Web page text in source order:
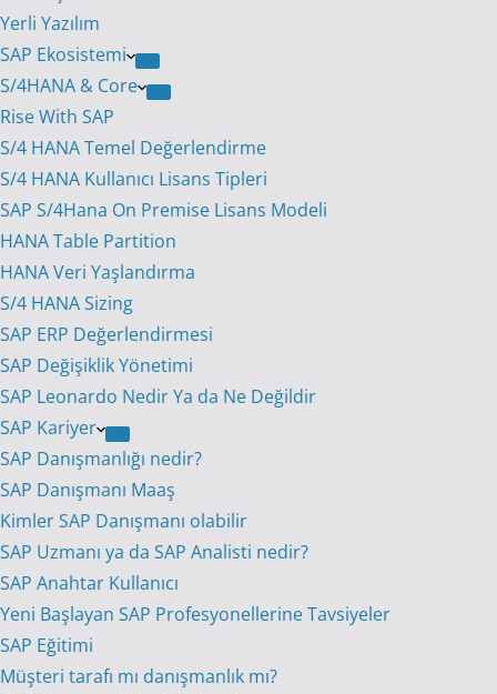
Yerli Yazılım
SAP Ekosistemi
S/4HANA & Core
Rise With SAP
S/4 HANA Temel Değerlendirme
S/4 HANA Kullanıcı Lisans Tipleri
SAP S/4Hana On Premise Lisans Modeli
HANA Table Partition
HANA Veri Yaşlandırma
S/4 HANA Sizing
SAP ERP Değerlendirmesi
SAP Değişiklik Yönetimi
SAP Leonardo Nedir Ya da Ne Değildir
SAP Kariyer
SAP Danışmanlığı nedir?
SAP Danışmanı Maaş
Kimler SAP Danışmanı olabilir
SAP Uzmanı ya da SAP Analisti nedir?
SAP Anahtar Kullanıcı
Yeni Başlayan SAP Profesyonellerine Tavsiyeler
SAP Eğitimi
Müşteri tarafı mı danışmanlık mı?